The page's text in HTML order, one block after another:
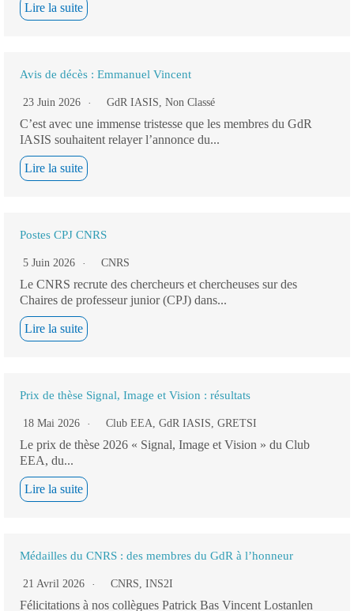
Lire la suite
Avis de décès : Emmanuel Vincent
23 Juin 2026 GdR IASIS, Non Classé
C’est avec une immense tristesse que les membres du GdR
IASIS souhaitent relayer l’annonce du...
Lire la suite
Postes CPJ CNRS
5 Juin 2026 CNRS
Le CNRS recrute des chercheurs et chercheuses sur des
Chaires de professeur junior (CPJ) dans...
Lire la suite
Prix de thèse Signal, Image et Vision : résultats
18 Mai 2026 Club EEA, GdR IASIS, GRETSI
Le prix de thèse 2026 « Signal, Image et Vision » du Club
EEA, du...
Lire la suite
Médailles du CNRS : des membres du GdR à l’honneur
21 Avril 2026 CNRS, INS2I
Félicitations à nos collègues Patrick Bas Vincent Lostanlen